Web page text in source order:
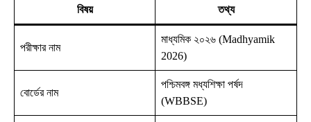
বিষয় তথ্য
পরীক্ষার নাম
মাধ্যমিক ২০২৬ (Madhyamik
2026)
বোর্ডের নাম
পশ্চিমবঙ্গ মধ্যশিক্ষা পর্ষদ
(WBBSE)